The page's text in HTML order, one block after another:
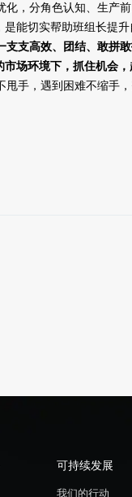
，分角色认知、生产
能切实帮助班组长提
支高效、团结、敢拼
场环境下，抓住机会
手，遇到困难不缩
可持续发展
我们的行动